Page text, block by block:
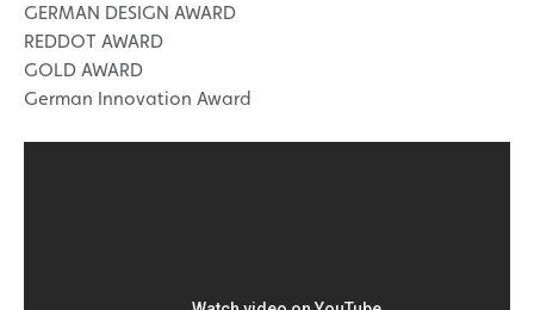
GERMAN DESIGN AWARD
REDDOT AWARD
GOLD AWARD
German Innovation Award